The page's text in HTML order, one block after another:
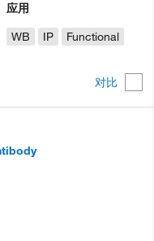
对比
应用
WB
IP Functional